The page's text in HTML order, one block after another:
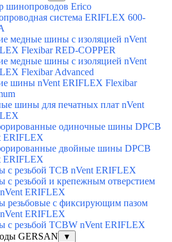
шинопроводов Erico
система ERIFLEX 600-
медные шины с изоляцией nVent
Flexibar RED-COPPER
медные шины с изоляцией nVent
Flexibar Advanced
шины nVent ERIFLEX Flexibar
шины для печатных плат nVent
одиночные шины DPCB
ERIFLEX
двойные шины DPCB
ERIFLEX
резьбой TCB nVent ERIFLEX
резьбой и крепежным отверстием
ERIFLEX
с фиксирующим пазом
ERIFLEX
резьбой TCBW nVent ERIFLEX
GERSAN
▼